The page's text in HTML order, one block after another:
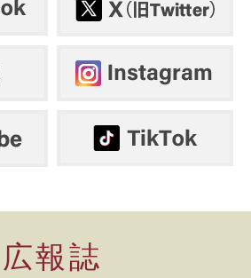
広報誌